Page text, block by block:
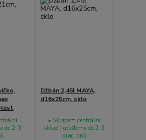
do 2-3
Džbán 2,45l MAYA,
d16x25cm, sklo
• Skladem centrální
sklad | odešleme do 2-3
prac. dnů